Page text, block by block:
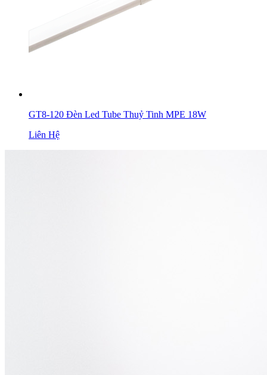
GT8-120 Đèn Led Tube Thuỷ Tinh MPE 18W
Liên Hệ